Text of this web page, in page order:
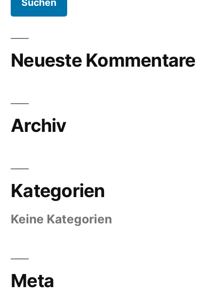
Neueste Kommentare
Archiv
Kategorien
Keine Kategorien
Meta